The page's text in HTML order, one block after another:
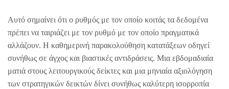
Αυτό σημαίνει ότι ο ρυθμός με τον οποίο κοιτάς τα δεδομένα
πρέπει να ταιριάζει με τον ρυθμό με τον οποίο πραγματικά
αλλάζουν. Η καθημερινή παρακολούθηση κατατάξεων οδηγεί
συνήθως σε άγχος και βιαστικές αντιδράσεις. Μια εβδομαδιαία
ματιά στους λειτουργικούς δείκτες και μια μηνιαία αξιολόγηση
των στρατηγικών δεικτών δίνει συνήθως καλύτερη ισορροπία